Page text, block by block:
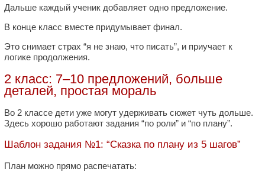
Дальше каждый ученик добавляет одно предложение.
В конце класс вместе придумывает финал.
Это снимает страх “я не знаю, что писать”, и приучает к
логике продолжения.
2 класс: 7–10 предложений, больше
деталей, простая мораль
Во 2 классе дети уже могут удерживать сюжет чуть дольше.
Здесь хорошо работают задания “по роли” и “по плану”.
Шаблон задания №1: “Сказка по плану из 5 шагов”
План можно прямо распечатать: